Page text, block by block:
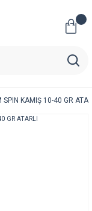
SPIN KAMIŞ 10-40 GR